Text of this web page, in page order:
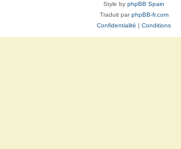
Style by phpBB Spain
Traduit parphpBB-fr.com
Confidentialité | Conditions